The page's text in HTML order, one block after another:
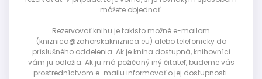
môžete objednať.
Rezervovať knihu je takisto možné e-mailom
(kniznica@zahorskakniznica.eu) alebo telefonicky do
príslušného oddelenia. Ak je kniha dostupná, knihovníci
vám ju odložia. Ak ju má požičaný iný čitateľ, budeme vás
prostredníctvom e-mailu informovať o jej dostupnosti.